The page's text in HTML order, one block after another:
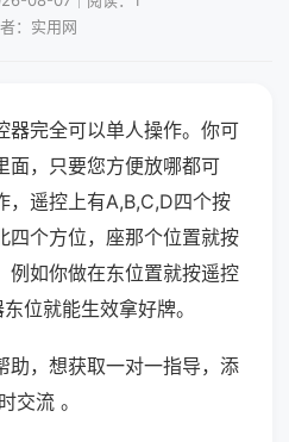
：实用网
器完全可以单人操作。你可
面，只要您方便放哪都可
，遥控上有A,B,C,D四个按
四个方位，座那个位置就按
例如你做在东位置就按遥控
位就能生效拿好牌。
助，想获取一对一指导，添
交流 。